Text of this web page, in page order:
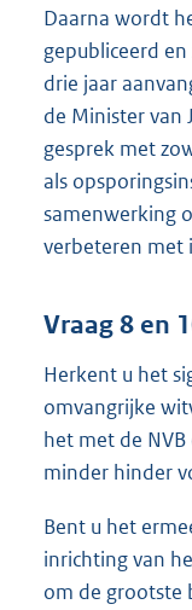
Daarna wordt
gepubliceerd
drie jaar
de Minister van
gesprek met
als
samenwerking
verbeteren met
Vraag 8 en
Herkent u het
omvangrijke
het met de
minder hinder
Bent u het
inrichting van
om de grootste